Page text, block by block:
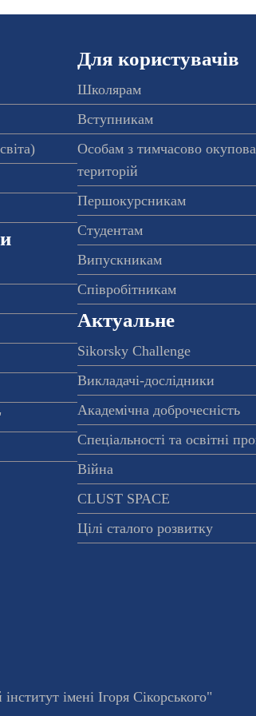
Для користувачів
Школярам
Вступникам
Особам з тимчасово
територій
Першокурсникам
Студентам
Випускникам
Співробітникам
Актуальне
Sikorsky Challenge
Викладачі-дослідники
Академічна доброчесність
Спеціальності та освітні
Війна
CLUST SPACE
Цілі сталого розвитку
імені Ігоря Сікорського"